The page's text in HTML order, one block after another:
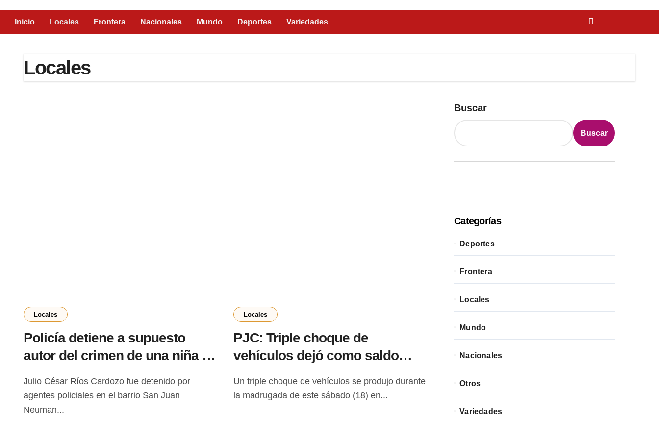
Inicio Locales Frontera Nacionales Mundo Deportes Variedades
Locales
Locales
Policía detiene a supuesto
autor del crimen de una niña de
Caballero
Julio César Ríos Cardozo fue detenido por
agentes policiales en el barrio San Juan
Neuman...
Locales
PJC: Triple choque de
vehículos dejó como saldo
Un triple choque de vehículos se produjo durante
la madrugada de este sábado (18) en...
Buscar
Buscar
Categorías
Deportes
Frontera
Locales
Mundo
Nacionales
Otros
Variedades